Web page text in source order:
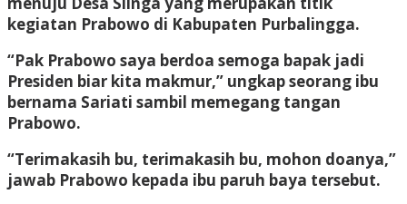
kegiatan Prabowo di Kabupaten Purbalingga.
“Pak Prabowo saya berdoa semoga bapak jadi
Presiden biar kita makmur,” ungkap seorang ibu
bernama Sariati sambil memegang tangan
Prabowo.
“Terimakasih bu, terimakasih bu, mohon doanya,”
jawab Prabowo kepada ibu paruh baya tersebut.